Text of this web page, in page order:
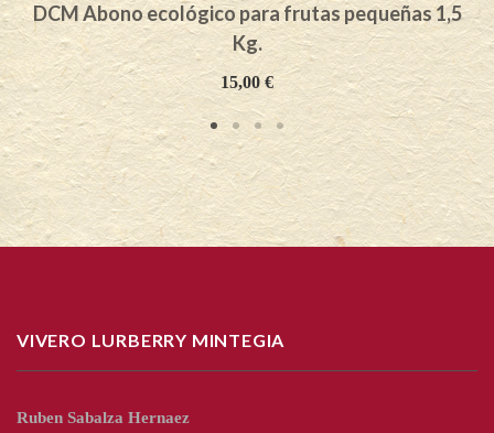
DCM Abono ecológico para frutas pequeñas 1,5
Kg.
15,00 €
VIVERO LURBERRY MINTEGIA
Ruben Sabalza Hernaez